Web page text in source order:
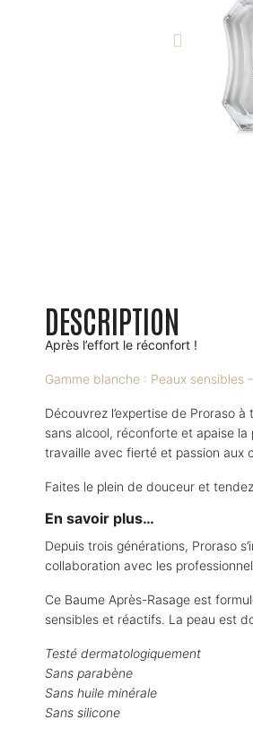
DESCRIPTION
Après l’effort le réconfort !
Gamme blanche : Peaux sensibles
Découvrez l’expertise de Proraso
sans alcool, réconforte et apaise
travaille avec fierté et passion aux
Faites le plein de douceur et
En savoir plus…
Depuis trois générations, Proraso
collaboration avec les
Ce Baume Après-Rasage est
sensibles et réactifs. La peau est
Testé dermatologiquement
Sans parabène
Sans huile minérale
Sans silicone